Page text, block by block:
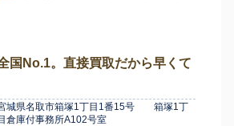
国No.1。直接買取だから早くて
城県名取市箱塚1丁目1番15号 箱塚1丁
倉庫付事務所A102号室